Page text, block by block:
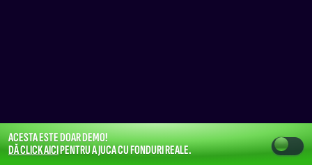
ACESTA ESTE DOAR DEMO!
DĂ CLICK AICIPENTRU A JUCA CU FONDURI REALE.